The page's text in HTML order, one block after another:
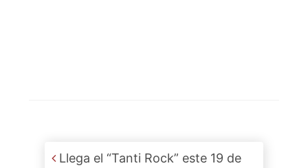
Post navigation
Llega el “Tanti Rock” este 19 de